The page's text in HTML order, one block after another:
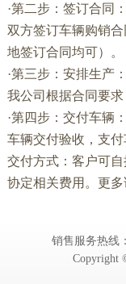
·第二步：签订合同：
双方签订车辆购销
地签订合同均可）。
·第三步：安排生产：
我公司根据合同要求
·第四步：交付车辆：
车辆交付验收，支付
交付方式：客户可
协定相关费用。更多
销售服务热线：
Copyright